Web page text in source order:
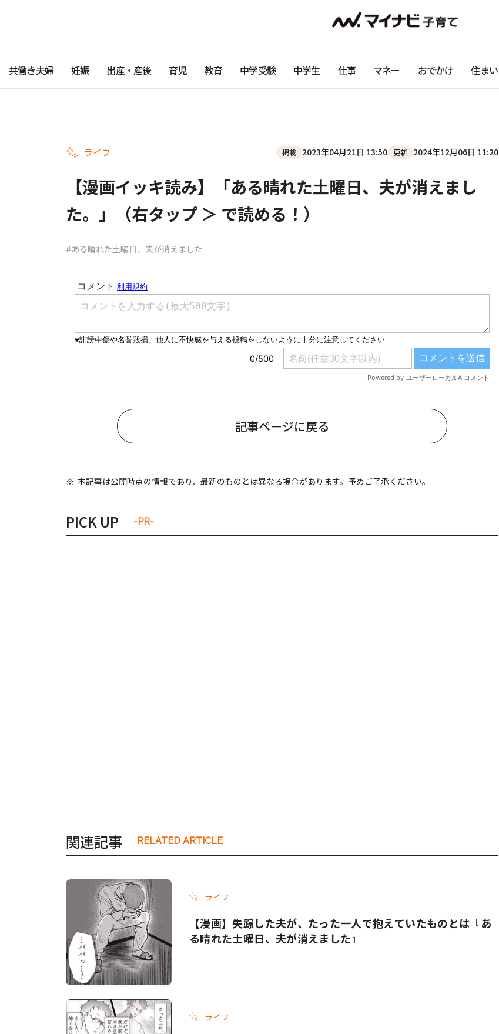
#ワンオペ育児 #コミックエッセイ
#渡邊大地の令和的ワーパパ道 #ベビーニュース #マタニティニュース
共働き夫婦 妊娠 出産・産後 育児 教育 中学受験 中学生 仕事 マネー おでかけ 住まい
ライフ 掲載 2023年04月21日 13:50 更新 2024年12月06日 11:20
【漫画イッキ読み】「ある晴れた土曜日、夫が消えまし
た。」（右タップ ＞ で読める！）
#ある晴れた土曜日、夫が消えました
記事ページに戻る
本記事は公開時点の情報であり、最新のものとは異なる場合があります。予めご了承ください。
PICK UP -PR-
関連記事 RELATED ARTICLE
ライフ
【漫画】失踪した夫が、たった一人で抱えていたものとは『あ
る晴れた土曜日、夫が消えました』
ライフ